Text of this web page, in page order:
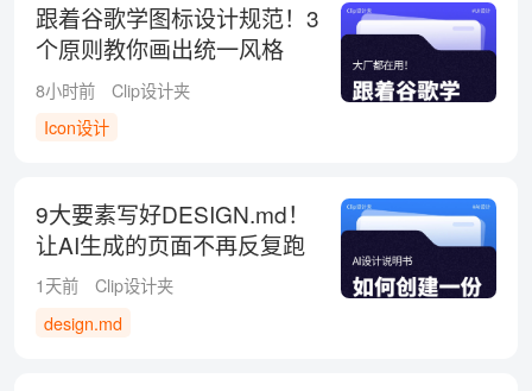
跟着谷歌学图标设计规范！3
个原则教你画出统一风格
8小时前
Clip设计夹
Icon设计
9大要素写好DESIGN.md！
让AI生成的页面不再反复跑
偏
1天前
Clip设计夹
design.md